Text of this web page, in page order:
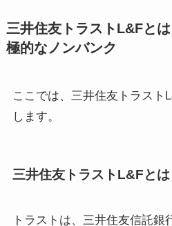
三井住友トラストL&Fと
極的なノンバンク
ここでは、三井住友トラスト
します。
三井住友トラストL&Fと
トラストは、三井住友信託銀